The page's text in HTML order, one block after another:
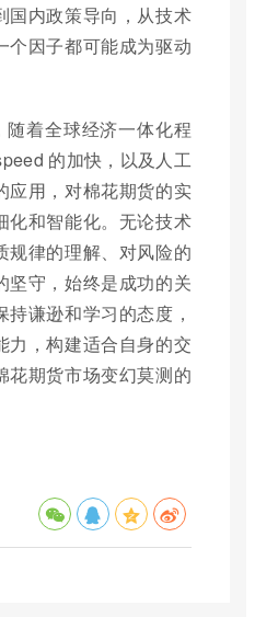
国内政策导向，从技术
个因子都可能成为驱动
着全球经济一体化程
的加快，以及人工
应用，对棉花期货的实
化和智能化。无论技术
规律的理解、对风险的
坚守，始终是成功的关
谦逊和学习的态度，
力，构建适合自身的交
花期货市场变幻莫测的